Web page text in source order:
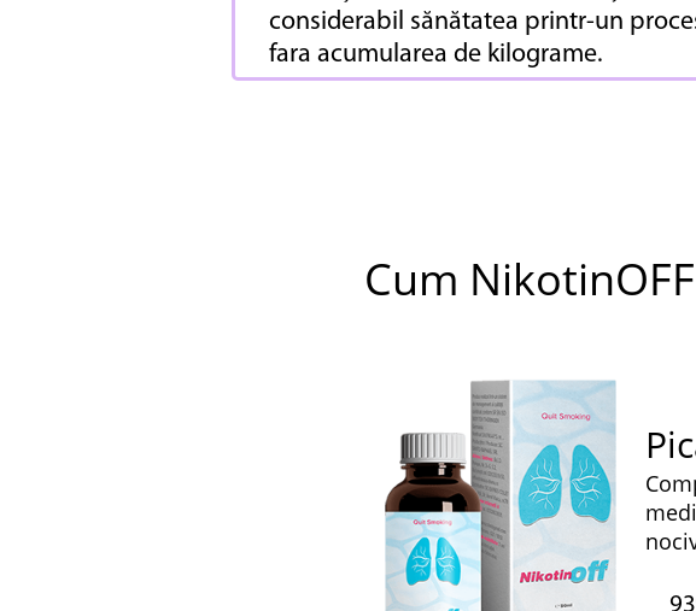
considerabil sănătatea printr-un
fara acumularea de kilograme.
Cum